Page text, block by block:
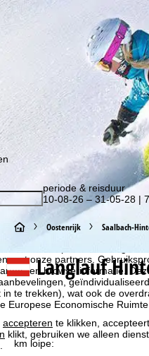
met onze partners.
en browserinformatie.
in te trekken), wat ook de
Europese Economische
accepteren te klikken,
klikt, gebruiken we alleen
op de hoogte van onze
periode & reisduur
10-08-26 – 31-05-28 |
S
t
a
r
t
Oostenrijk Saalbach-
Langlauf
km loipe: